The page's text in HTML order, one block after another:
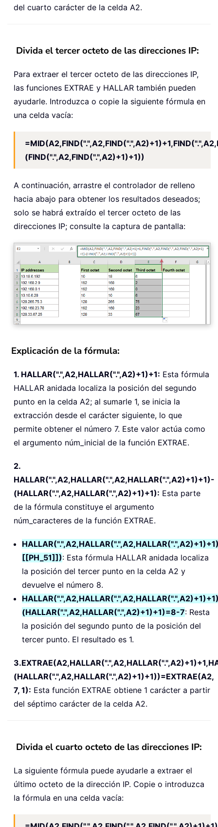
del cuarto carácter de la celda A2.
Divida el tercer octeto de las direcciones IP:
Para extraer el tercer octeto de las direcciones IP,
las funciones EXTRAE y HALLAR también pueden
ayudarle. Introduzca o copie la siguiente fórmula en
una celda vacía:
(FIND(".",A2,FIND(".",A2)+1)+1))
A continuación, arrastre el controlador de relleno
hacia abajo para obtener los resultados deseados;
solo se habrá extraído el tercer octeto de las
direcciones IP; consulte la captura de pantalla:
Explicación de la fórmula:
1. HALLAR(".",A2,HALLAR(".",A2)+1)+1: Esta fórmula
HALLAR anidada localiza la posición del segundo
punto en la celda A2; al sumarle 1, se inicia la
extracción desde el carácter siguiente, lo que
permite obtener el número 7. Este valor actúa como
el argumento núm_inicial de la función EXTRAE.
2.
HALLAR(".",A2,HALLAR(".",A2,HALLAR(".",A2)+1)+1)-
(HALLAR(".",A2,HALLAR(".",A2)+1)+1): Esta parte
de la fórmula constituye el argumento
núm_caracteres de la función EXTRAE.
[[PH_51]]): Esta fórmula HALLAR anidada localiza
la posición del tercer punto en la celda A2 y
devuelve el número 8.
(HALLAR(".",A2,HALLAR(".",A2)+1)+1)=8-7: Resta
la posición del segundo punto de la posición del
tercer punto. El resultado es 1.
(HALLAR(".",A2,HALLAR(".",A2)+1)+1))=EXTRAE(A2,
7, 1): Esta función EXTRAE obtiene 1 carácter a partir
del séptimo carácter de la celda A2.
Divida el cuarto octeto de las direcciones IP:
La siguiente fórmula puede ayudarle a extraer el
último octeto de la dirección IP. Copie o introduzca
la fórmula en una celda vacía: